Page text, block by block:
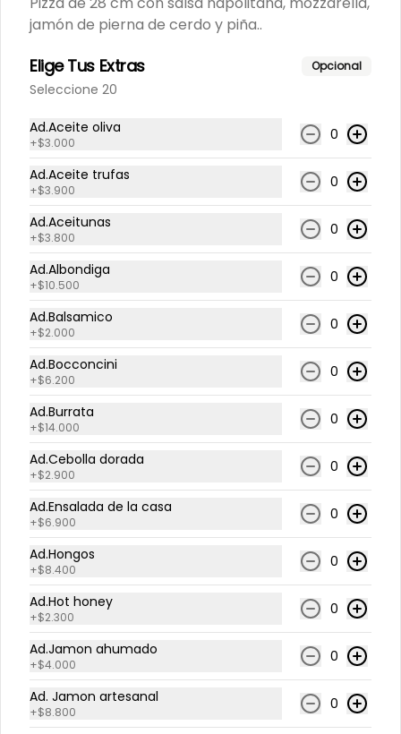
350 gramos.
Adiciones
ad. jamon artesanal
ad. papas chip
ad. prosciutto
jamón de pierna de cerdo y piña..
Elige Tus Extras Opcional
Seleccione 20
Ad.Aceite oliva
+$3.000 0
Ad.Aceite trufas
+$3.900 0
Ad.Aceitunas
+$3.800 0
Ad.Albondiga
+$10.500 0
Ad.Balsamico
+$2.000 0
Ad.Bocconcini
+$6.200 0
Ad.Burrata
+$14.000 0
Ad.Cebolla dorada
+$2.900 0
Ad.Ensalada de la casa
+$6.900 0
Ad.Hongos
+$8.400 0
Ad.Hot honey
+$2.300 0
Ad.Jamon ahumado
+$4.000 0
Ad. Jamon artesanal
+$8.800 0